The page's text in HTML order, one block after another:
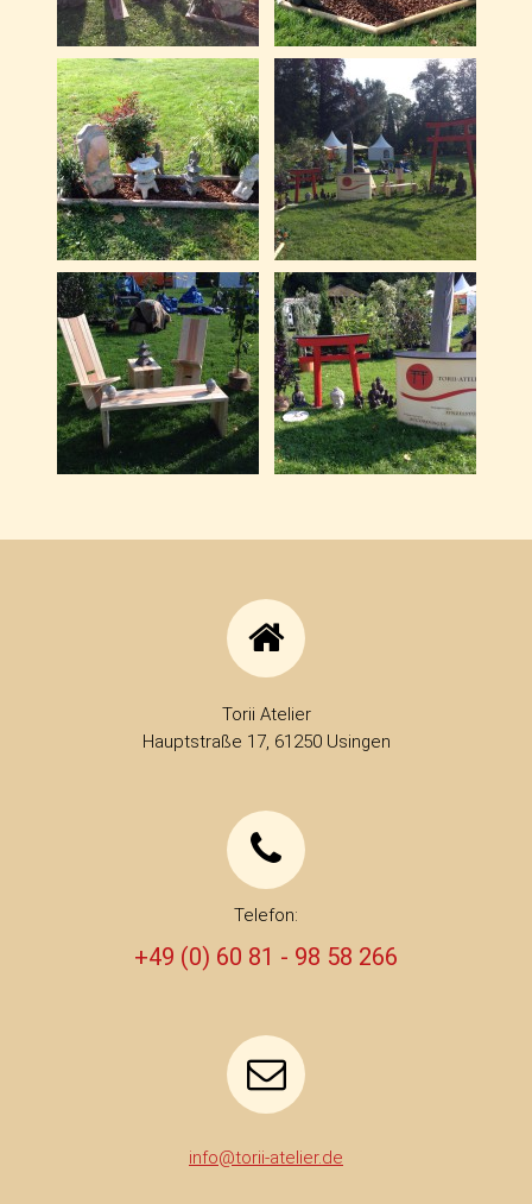
Torii Atelier
Hauptstraße 17, 61250 Usingen
Telefon:
+49 (0) 60 81 - 98 58 266
info@torii-atelier.de